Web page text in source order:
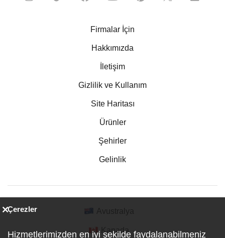
Firmalar İçin
Hakkımızda
İletişim
Gizlilik ve Kullanım
Site Haritası
Ürünler
Şehirler
Gelinlik
Kanada
Çerezler
Hizmetlerimizden en iyi şekilde faydalanabilmeniz